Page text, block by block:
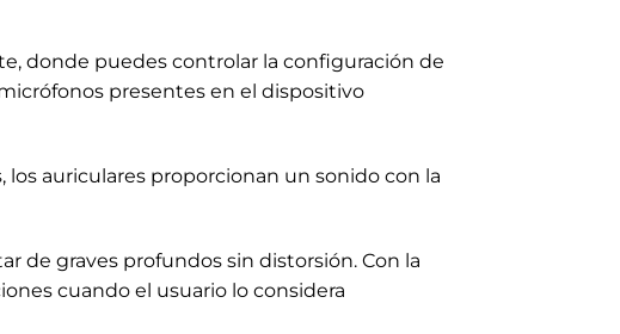
donde puedes controlar la configuración de
presentes en el dispositivo
los auriculares proporcionan un sonido con la
de graves profundos sin distorsión. Con la
cuando el usuario lo considera